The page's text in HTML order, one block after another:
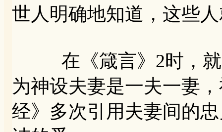
世人明确地知道，这些
在《箴言》2时，就
为神设夫妻是一夫一妻
经》多次引用夫妻间的